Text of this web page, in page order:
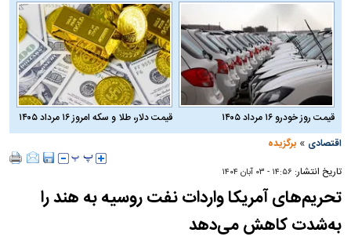
قیمت روز خودرو ۱۶ مرداد ۱۴۰۵
قیمت دلار، طلا و سکه امروز ۱۶ مرداد ۱۴۰۵
اقتصادی »برگزیده
تاریخ انتشار: ۱۴:۵۶ - ۰۳ آبان ۱۴۰۴
تحریم‌های آمریکا واردات نفت روسیه به هند را
به‌شدت کاهش می‌دهد